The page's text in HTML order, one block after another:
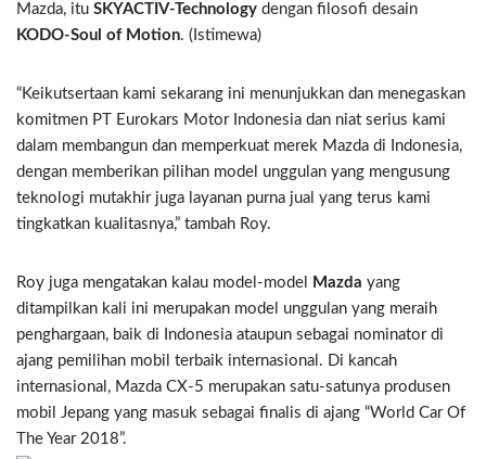
Mazda, itu SKYACTIV-Technology dengan filosofi desain
KODO-Soul of Motion. (Istimewa)
“Keikutsertaan kami sekarang ini menunjukkan dan menegaskan
komitmen PT Eurokars Motor Indonesia dan niat serius kami
dalam membangun dan memperkuat merek Mazda di Indonesia,
dengan memberikan pilihan model unggulan yang mengusung
teknologi mutakhir juga layanan purna jual yang terus kami
tingkatkan kualitasnya,” tambah Roy.
Roy juga mengatakan kalau model-model Mazda yang
ditampilkan kali ini merupakan model unggulan yang meraih
penghargaan, baik di Indonesia ataupun sebagai nominator di
ajang pemilihan mobil terbaik internasional. Di kancah
internasional, Mazda CX-5 merupakan satu-satunya produsen
mobil Jepang yang masuk sebagai finalis di ajang “World Car Of
The Year 2018”.